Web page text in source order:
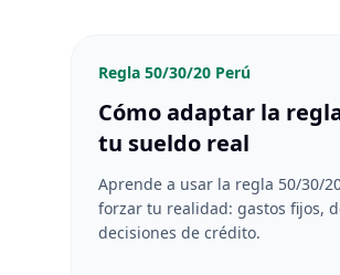
Regla 50/30/20 Perú
Cómo adaptar la
tu sueldo real
Aprende a usar la regla 50/30/
forzar tu realidad: gastos fijos,
decisiones de crédito.